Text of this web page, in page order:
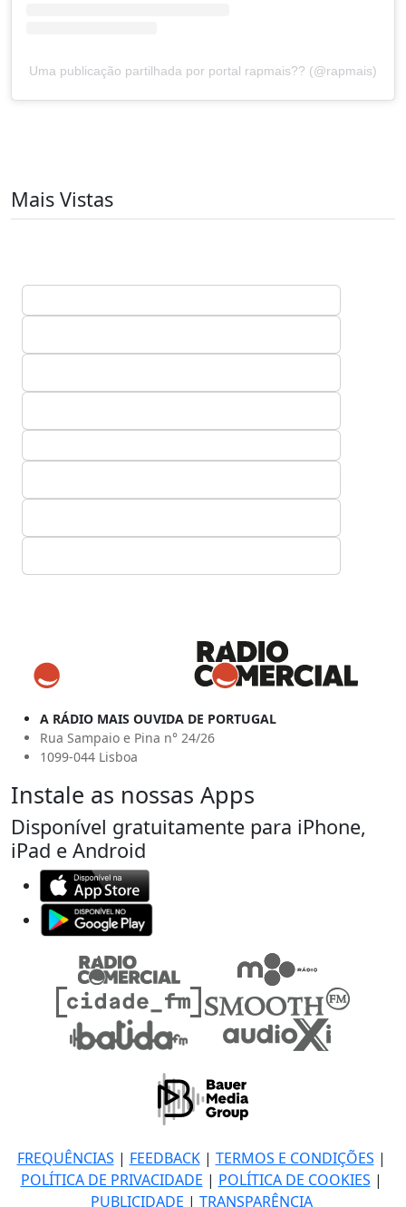
Uma publicação partilhada por portal rapmais?? (@rapmais)
Mais Vistas
A RÁDIO MAIS OUVIDA DE PORTUGAL
Rua Sampaio e Pina n° 24/26
1099-044 Lisboa
Instale as nossas Apps
Disponível gratuitamente para iPhone,
iPad e Android
FREQUÊNCIAS | FEEDBACK| TERMOS E CONDIÇÕES |
POLÍTICA DE PRIVACIDADE | POLÍTICA DE COOKIES |
PUBLICIDADE | TRANSPARÊNCIA